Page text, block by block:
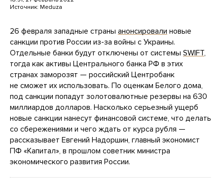
Источник: Meduza
26 февраля западные страны анонсировали новые
санкции против России из-за войны с Украины.
Отдельные банки будут отключены от системы SWIFT,
тогда как активы Центрального банка РФ в этих
странах заморозят — российский Центробанк
не сможет их использовать. По оценкам Белого дома,
под санкции попадут золотовалютные резервы на 630
миллиардов долларов. Насколько серьезный ущерб
новые санкции нанесут финансовой системе, что делать
со сбережениями и чего ждать от курса рубля —
рассказывает Евгений Надоршин, главный экономист
ПФ «Капитал», в прошлом советник министра
экономического развития России.